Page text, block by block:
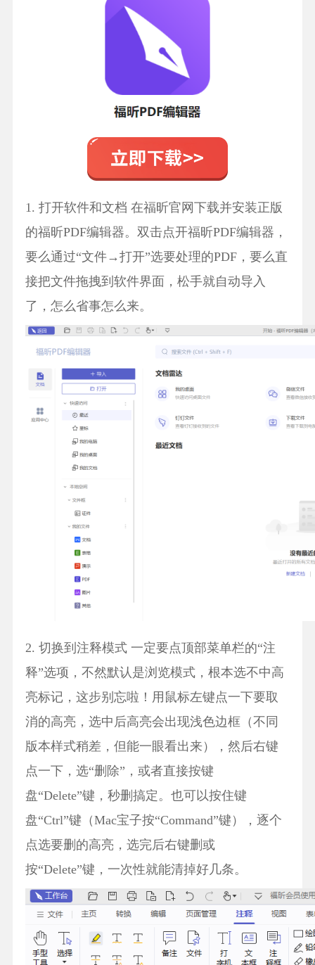
1. 打开软件和文档 在福昕官网下载并安装正版
的福昕PDF编辑器。双击点开福昕PDF编辑器，
要么通过“文件→打开”选要处理的PDF，要么直
接把文件拖拽到软件界面，松手就自动导入
了，怎么省事怎么来。
2. 切换到注释模式 一定要点顶部菜单栏的“注
释”选项，不然默认是浏览模式，根本选不中高
亮标记，这步别忘啦！用鼠标左键点一下要取
消的高亮，选中后高亮会出现浅色边框（不同
版本样式稍差，但能一眼看出来），然后右键
点一下，选“删除”，或者直接按键
盘“Delete”键，秒删搞定。也可以按住键
盘“Ctrl”键（Mac宝子按“Command”键），逐个
点选要删的高亮，选完后右键删或
按“Delete”键，一次性就能清掉好几条。